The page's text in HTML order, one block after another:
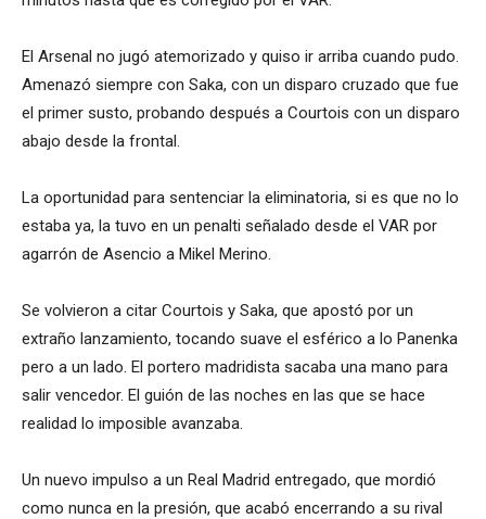
El Arsenal no jugó atemorizado y quiso ir arriba cuando pudo.
Amenazó siempre con Saka, con un disparo cruzado que fue
el primer susto, probando después a Courtois con un disparo
abajo desde la frontal.
La oportunidad para sentenciar la eliminatoria, si es que no lo
estaba ya, la tuvo en un penalti señalado desde el VAR por
agarrón de Asencio a Mikel Merino.
Se volvieron a citar Courtois y Saka, que apostó por un
extraño lanzamiento, tocando suave el esférico a lo Panenka
pero a un lado. El portero madridista sacaba una mano para
salir vencedor. El guión de las noches en las que se hace
realidad lo imposible avanzaba.
Un nuevo impulso a un Real Madrid entregado, que mordió
como nunca en la presión, que acabó encerrando a su rival